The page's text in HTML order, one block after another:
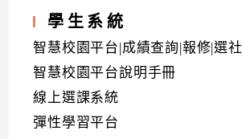
學生系統
智慧校園平台|成績查詢|報修|選社
智慧校園平台說明手冊
線上選課系統
彈性學習平台